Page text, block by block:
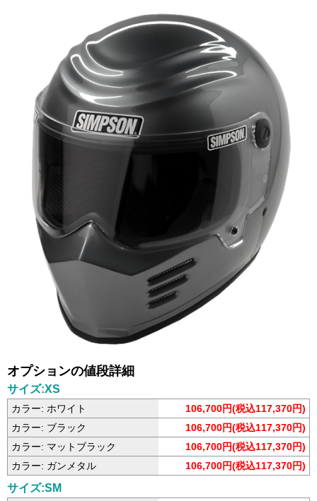
オプションの値段詳細
サイズ:XS
カラー: ホワイト
106,700円(税込117,370円)
カラー: ブラック
106,700円(税込117,370円)
カラー: マットブラック
106,700円(税込117,370円)
カラー: ガンメタル
106,700円(税込117,370円)
サイズ:SM